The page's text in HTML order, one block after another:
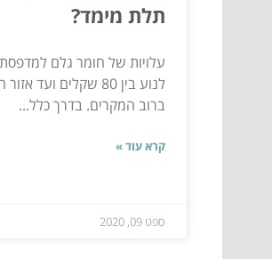
תלת מימד?
עלויות של חומר גלם
ברוב המקרים. בדרך כלל...
קרא עוד »
ספט 09, 2020